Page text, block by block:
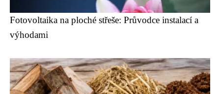
Fotovoltaika na ploché střeše: Průvodce instalací a
výhodami